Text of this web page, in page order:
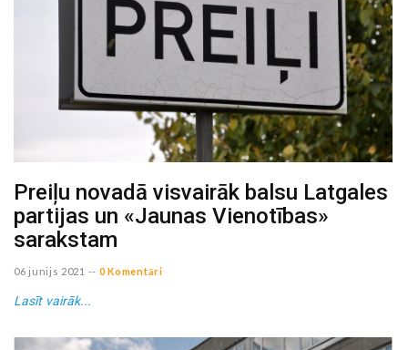
Preiļu novadā visvairāk balsu Latgales
partijas un «Jaunas Vienotības»
sarakstam
06 junijs 2021 -- 0 Komentāri
Lasīt vairāk...